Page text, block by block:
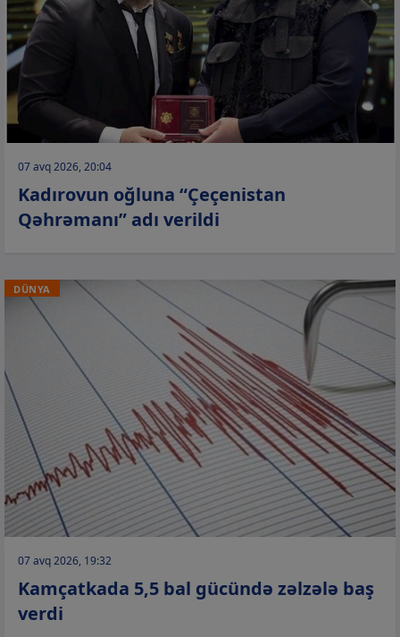
07 avq 2026, 20:04
Kadırovun oğluna “Çeçenistan
Qəhrəmanı” adı verildi
DÜNYA
07 avq 2026, 19:32
Kamçatkada 5,5 bal gücündə zəlzələ baş
verdi